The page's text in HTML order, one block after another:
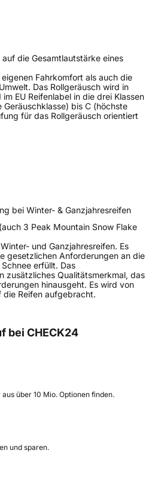
die Gesamtlautstärke eines
Fahrkomfort als auch die
Das Rollgeräusch wird in
EU Reifenlabel in die drei Klassen
bis C (höchste
für das Rollgeräusch orientiert
bei Winter- & Ganzjahresreifen
3 Peak Mountain Snow Flake
und Ganzjahresreifen. Es
gesetzlichen Anforderungen an die
erfüllt. Das
zusätzliches Qualitätsmerkmal, das
hinausgeht. Es wird von
die Reifen aufgebracht.
bei CHECK24
über 10 Mio. Optionen finden.
und sparen.